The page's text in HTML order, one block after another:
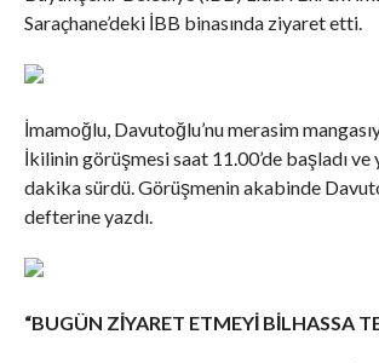
Saraçhane’deki İBB binasında ziyaret etti.
İmamoğlu, Davutoğlu’nu merasim
İkilinin görüşmesi saat 11.00’de başladı ve
dakika sürdü. Görüşmenin akabinde
defterine yazdı.
“BUGÜN ZİYARET ETMEYİ BİLHASSA